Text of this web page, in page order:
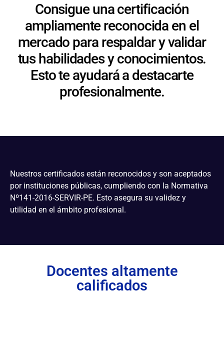
Consigue una certificación
ampliamente reconocida en el
mercado para respaldar y validar
tus habilidades y conocimientos.
Esto te ayudará a destacarte
profesionalmente.
Nuestros certificados están reconocidos y son aceptados
por instituciones públicas, cumpliendo con la Normativa
Nº141-2016-SERVIR-PE. Esto asegura su validez y
utilidad en el ámbito profesional.
Docentes altamente
calificados